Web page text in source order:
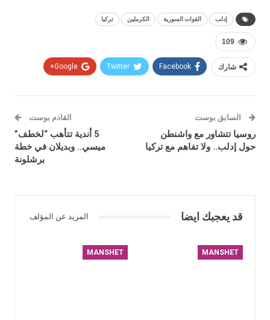
إدلب القوات السورية الكرملين تركيا
109
شارك Facebook
Twitter
Google+
السابق بوست
روسيا تتشاور مع واشنطن
حول إدلب.. ولا تفاهم مع تركيا
القادم بوست
5 أندية تتأهب “لخطف”
ميسي.. وبديلان في خطة
برشلونة
قد يعجبك ايضا المزيد عن المؤلف
MANSHET
MANSHET